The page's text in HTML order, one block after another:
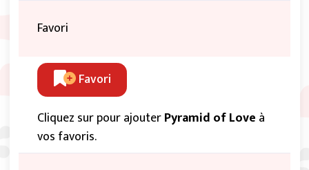
Favori
Favori
Cliquez sur pour ajouterPyramid of Love à
vos favoris.